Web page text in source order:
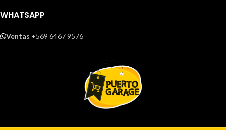
WHATSAPP
Ventas +569 6467 9576